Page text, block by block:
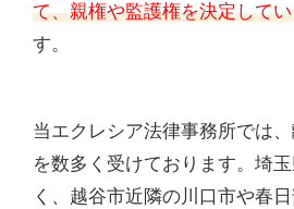
て、親権や監護権を決定して
す。
当エクレシア法律事務所では
を数多く受けております。埼
く、越谷市近隣の川口市や春